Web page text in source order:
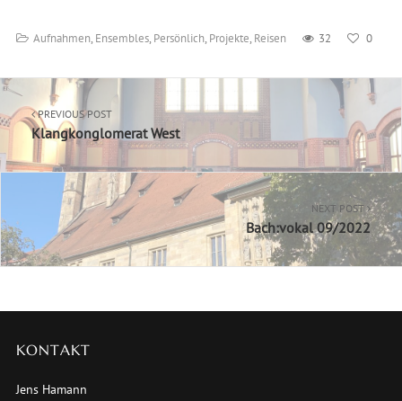
Aufnahmen,Ensembles,Persönlich,Projekte,Reisen 32 0
PREVIOUS POST
Klangkonglomerat West
NEXT POST
Bach:vokal 09/2022
KONTAKT
Jens Hamann